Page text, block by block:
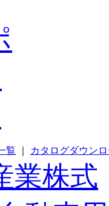
覧 カタログダウンロ